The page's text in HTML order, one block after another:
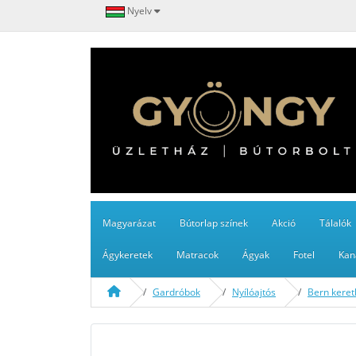
Nyelv
Magyarázat Bútorlap színek Akció Tálalók
Ágykeretek Matracok Ágyak Fotel
Gardróbok Nyílóajtós Bern